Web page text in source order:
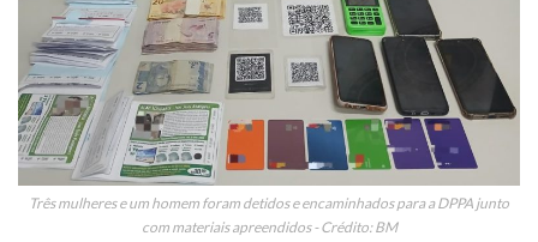
Três mulheres e um homem foram detidos e encaminhados para a DPPA junto
com materiais apreendidos - Crédito: BM